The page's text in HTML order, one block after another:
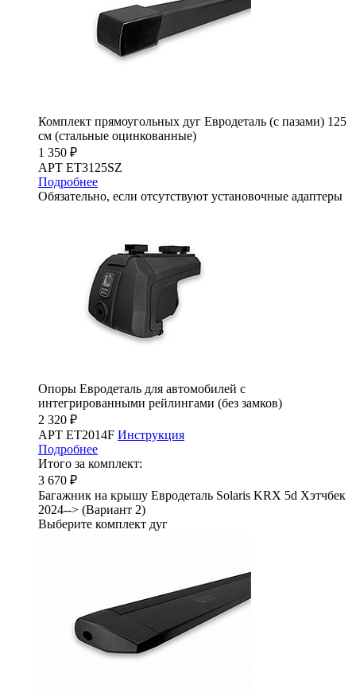
Комплект прямоугольных дуг Евродеталь (с пазами) 125
см (стальные оцинкованные)
1 350 ₽
АРТ ET3125SZ
Подробнее
Обязательно, если отсутствуют установочные адаптеры
Опоры Евродеталь для автомобилей с
интегрированными рейлингами (без замков)
2 320 ₽
АРТ ET2014F Инструкция
Подробнее
Итого за комплект:
3 670 ₽
Багажник на крышу Евродеталь Solaris KRX 5d Хэтчбек
2024--> (Вариант 2)
Выберите комплект дуг